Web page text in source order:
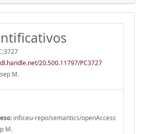
20.500.11797/PC3727
M.
info:eu-repo/semantics/openAccess
M.